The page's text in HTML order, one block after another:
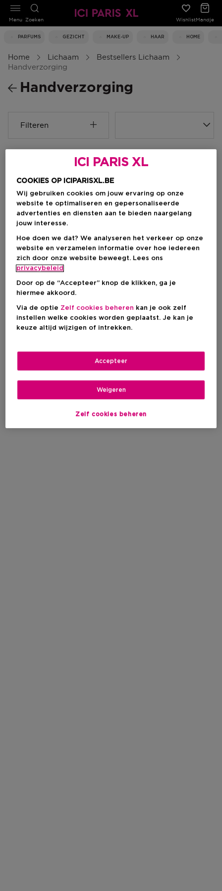
Zoeken WishlistMandje
PARFUMS GEZICHT MAKE-UP HAAR HOME
Menu
Home Lichaam
Bestsellers Lichaam
Handverzorging
Handverzorging
Filteren
ICI PARIS XL
COOKIES OP ICIPARISXL.BE
Wij gebruiken cookies om jouw ervaring op onze
website te optimaliseren en gepersonaliseerde
advertenties en diensten aan te bieden naargelang
jouw interesse.
Hoe doen we dat? We analyseren het verkeer op onze
website en verzamelen informatie over hoe iedereen
zich door onze website beweegt. Lees ons
privacybeleid
Door op de “Accepteer” knop de klikken, ga je
hiermee akkoord.
Via de optie Zelf cookies beheren kan je ook zelf
instellen welke cookies worden geplaatst. Je kan je
keuze altijd wijzigen of intrekken.
Zelf cookies beheren
Weigeren
Accepteer